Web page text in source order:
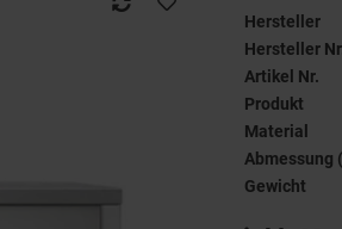
Hersteller
Hersteller
Artikel Nr.
Produkt
Material
Abmessung
Gewicht